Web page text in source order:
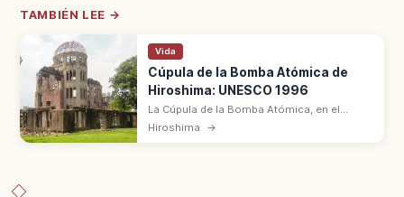
TAMBIÉN LEE →
Vida
Cúpula de la Bomba Atómica de
Hiroshima: UNESCO 1996
La Cúpula de la Bomba Atómica, en el
centro de Hiroshima, sobrevivió al
Hiroshima →